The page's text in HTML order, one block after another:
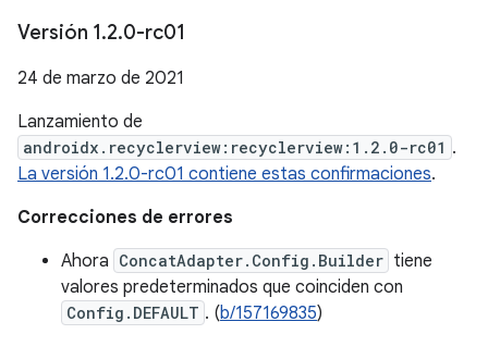
Versión 1.2.0-rc01
24 de marzo de 2021
Lanzamiento de
androidx.recyclerview:recyclerview:1.2.0-rc01 .
La versión 1.2.0-rc01 contiene estas confirmaciones.
Correcciones de errores
Ahora ConcatAdapter.Config.Builder tiene
valores predeterminados que coinciden con
Config.DEFAULT . (b/157169835)